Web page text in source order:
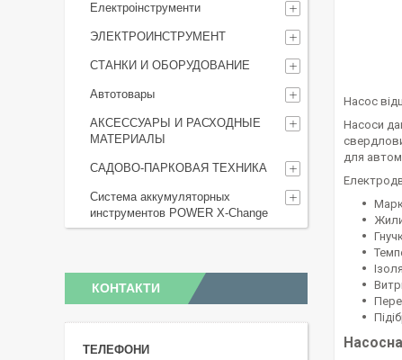
Насос
Насоси
для
Електроінструменти
ЭЛЕКТРОИНСТРУМЕНТ
СТАНКИ И ОБОРУДОВАНИЕ
Автотовары
АКСЕССУАРЫ И РАСХОДНЫЕ
МАТЕРИАЛЫ
САДОВО-ПАРКОВАЯ ТЕХНИКА
Система аккумуляторных
инструментов POWER X-Change
КОНТАКТИ